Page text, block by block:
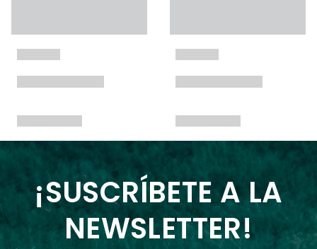
¡SUSCRÍBETE A LA
NEWSLETTER!